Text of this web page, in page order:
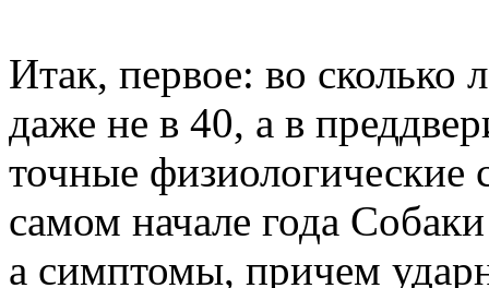
Итак, первое: во сколько
даже не в 40, а в
точные физиологические
самом начале года
а симптомы, причем